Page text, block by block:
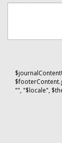
"", "$locale",